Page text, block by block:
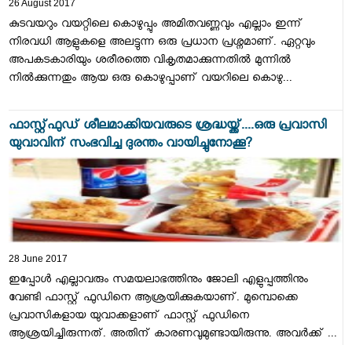
26 August 2017
കുടവയറും വയറ്റിലെ കൊഴുപ്പും അമിതവണ്ണവും എല്ലാം ഇന്ന്
നിരവധി ആളുകളെ അലട്ടുന്ന ഒരു പ്രധാന പ്രശ്നമാണ്. ഏറ്റവും
അപകടകാരിയും ശരീരത്തെ വികൃതമാക്കുന്നതില്‍ മുന്നിൽ
നിൽക്കുന്നതും ആയ ഒരു കൊഴുപ്പാണ് വയറിലെ കൊഴു...
ഫാസ്റ്റ്ഫുഡ് ശീലമാക്കിയവരുടെ ശ്രദ്ധയ്ക്ക്....ഒരു പ്രവാസി
യുവാവിന് സംഭവിച്ച ദുരന്തം വായിച്ചുനോക്കൂ?
28 June 2017
ഇപ്പോള്‍ എല്ലാവരും സമയലാഭത്തിനും ജോലി എളുപ്പത്തിനും
വേണ്ടി ഫാസ്റ്റ് ഫുഡിനെ ആശ്രയിക്കുകയാണ്. മുമ്പൊക്കെ
പ്രവാസികളായ യുവാക്കളാണ് ഫാസ്റ്റ് ഫുഡിനെ
ആശ്രയിച്ചിരുന്നത്. അതിന് കാരണവുമുണ്ടായിരുന്നു. അവര്‍ക്ക് ...